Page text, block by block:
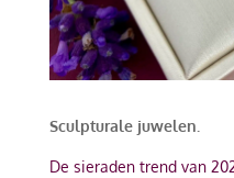
Sculpturale juwelen.
De sieraden trend van